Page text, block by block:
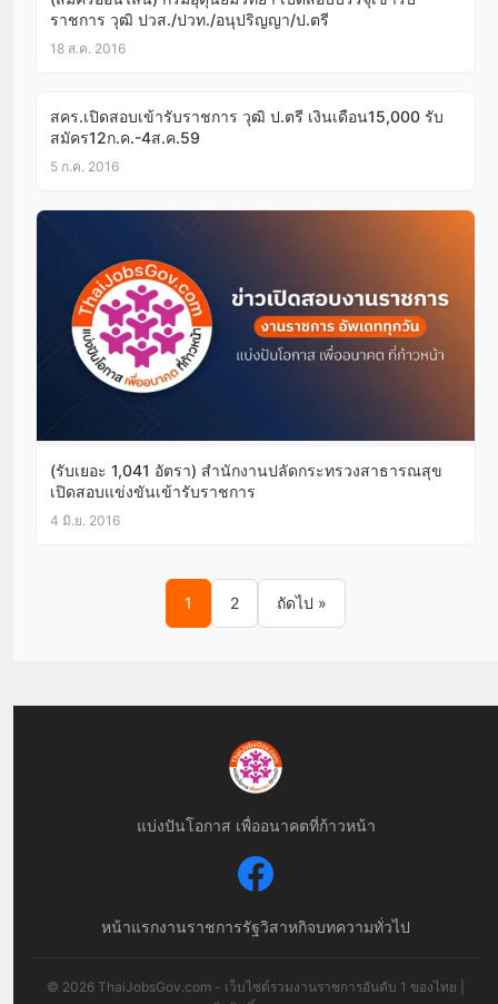
ราชการ วุฒิ ปวส./ปวท./อนุปริญญา/ป.ตรี
18 ส.ค. 2016
สคร.เปิดสอบเข้ารับราชการ วุฒิ ป.ตรี เงินเดือน15,000 รับ
สมัคร12ก.ค.-4ส.ค.59
5 ก.ค. 2016
(รับเยอะ 1,041 อัตรา) สำนักงานปลัดกระทรวงสาธารณสุข
เปิดสอบแข่งขันเข้ารับราชการ
4 มิ.ย. 2016
Posts pagination
1 2 ถัดไป »
แบ่งปันโอกาส เพื่ออนาคตที่ก้าวหน้า
หน้าแรกงานราชการรัฐวิสาหกิจบทความทั่วไป
© 2026 ThaiJobsGov.com - เว็บไซต์รวมงานราชการอันดับ 1 ของไทย |